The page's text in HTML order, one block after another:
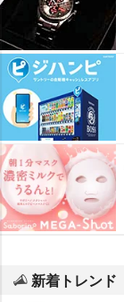
新着トレンド